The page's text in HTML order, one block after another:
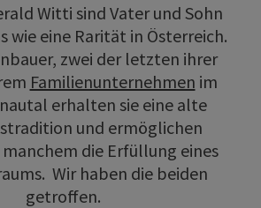
Witti sind Vater und Sohn
wie eine Rarität in Österreich.
zwei der letzten ihrer
Familienunternehmen im
erhalten sie eine alte
und ermöglichen
die Erfüllung eines
Wir haben die beiden
getroffen.